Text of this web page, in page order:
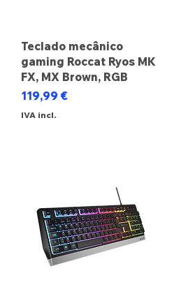
Teclado mecânico
gaming Roccat Ryos MK
FX, MX Brown, RGB
Preço
119,99 €
IVA incl.